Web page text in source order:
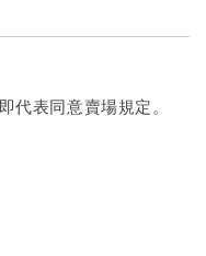
代表同意賣場規定。